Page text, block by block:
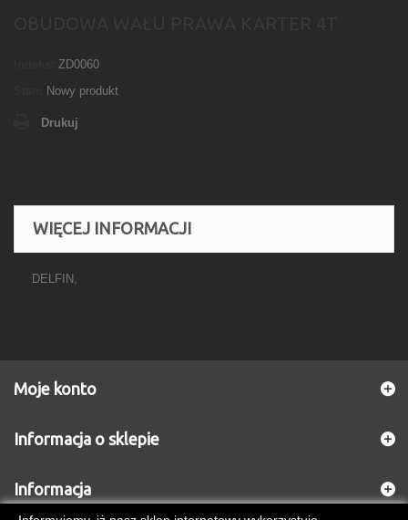
ZD0060
Nowy produkt
Drukuj
WIĘCEJ INFORMACJI
DELFIN,
Moje konto
Informacja o sklepie
Informacja